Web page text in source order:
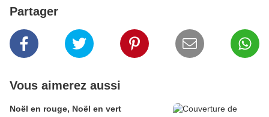
Partager
Vous aimerez aussi
Noël en rouge, Noël en vert